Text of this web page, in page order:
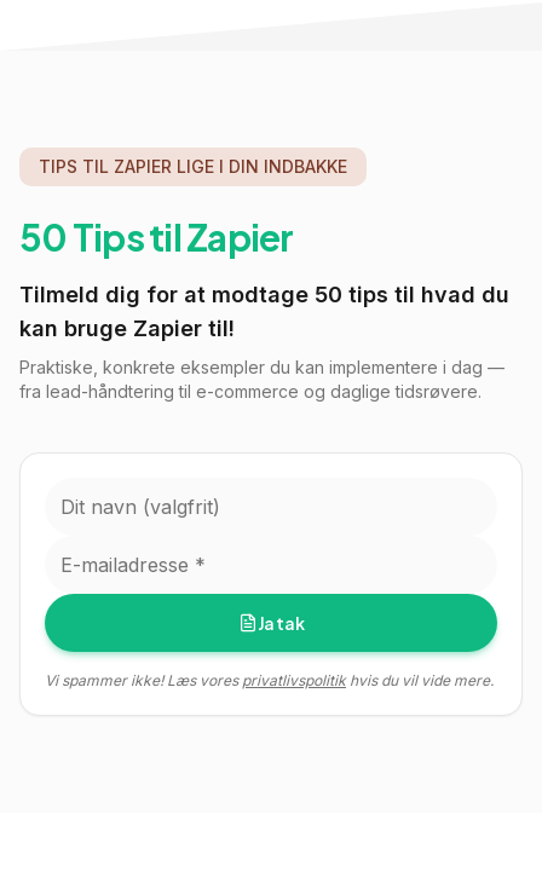
TIPS TIL ZAPIER LIGE I DIN INDBAKKE
50 Tips til Zapier
Tilmeld dig for at modtage 50 tips til hvad du
kan bruge Zapier til!
Praktiske, konkrete eksempler du kan implementere i dag —
fra lead-håndtering til e-commerce og daglige tidsrøvere.
Ja tak
Vi spammer ikke! Læs vores privatlivspolitik hvis du vil vide mere.